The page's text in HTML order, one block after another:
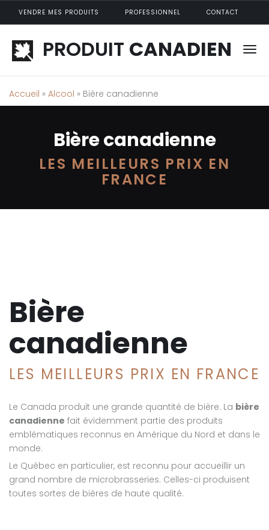
Aller au contenu principal
VENDRE MES PRODUITS PROFESSIONNEL CONTACT
PRODUIT CANADIEN
Accueil » Alcool » Bière canadienne
Bière canadienne
LES MEILLEURS PRIX EN
FRANCE
Bière
canadienne
LES MEILLEURS PRIX EN FRANCE
Le Canada produit une grande quantité de bière. La bière
canadienne fait évidemment partie des produits
emblématiques reconnus en Amérique du Nord et dans le
monde.
Le Québec en particulier, est reconnu pour accueillir un
grand nombre de microbrasseries. Celles-ci produisent
toutes sortes de bières de haute qualité.